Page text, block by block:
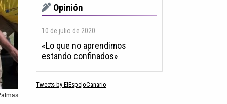
Opinión
10 de julio de 2020
«Lo que no aprendimos
estando confinados»
Tweets by ElEspejoCanario